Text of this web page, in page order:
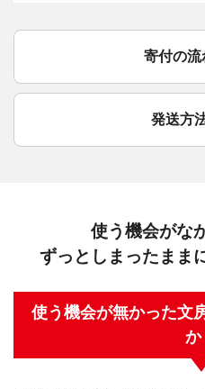
寄付の流
発送方
使う機会がな
ずっとしまったまま
使う機会が無かった文
か